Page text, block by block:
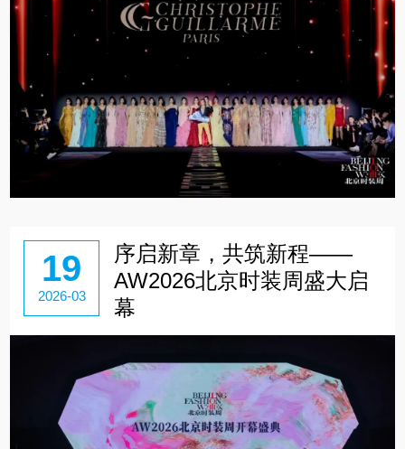
19
2026-03
序启新章，共筑新程——
AW2026北京时装周盛大启
幕